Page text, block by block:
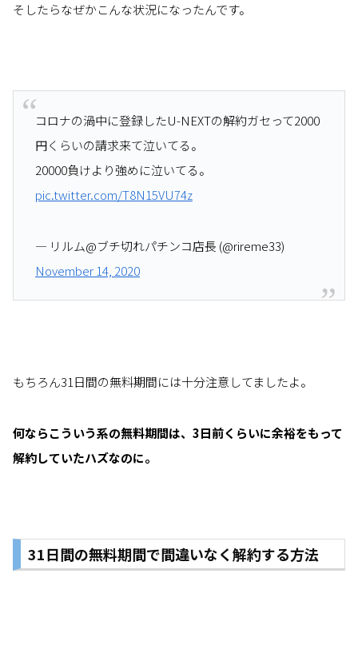
そしたらなぜかこんな状況になったんです。
コロナの渦中に登録したU-NEXTの解約ガセって2000
円くらいの請求来て泣いてる。
20000負けより強めに泣いてる。
pic.twitter.com/T8N15VU74z
— リルム@ブチ切れパチンコ店長 (@rireme33)
November 14, 2020
もちろん31日間の無料期間には十分注意してましたよ。
何ならこういう系の無料期間は、3日前くらいに余裕をもって
解約していたハズなのに。
31日間の無料期間で間違いなく解約する方法